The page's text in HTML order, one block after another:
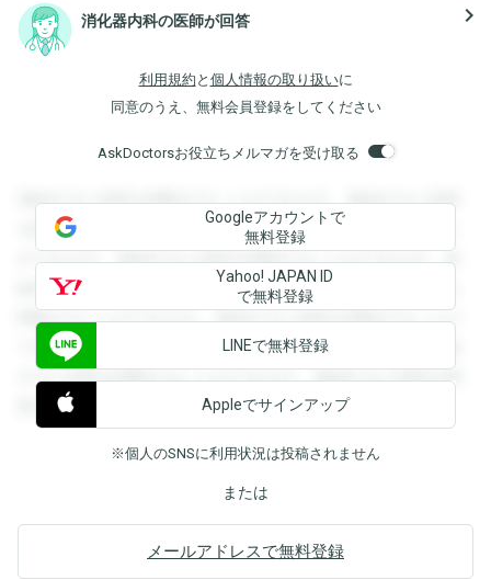
消化器内科の医師が回答 navigate_next
利用規約 と 個人情報の取り扱いに
同意のうえ、無料会員登録をしてください
AskDoctorsお役立ちメルマガを受け取る
登録すると回答を閲覧することができます。登録すると回答
を閲覧することができます。登録すると回答を閲覧すること
ができます。登録すると回答を閲覧することができます。登
録すると回答を閲覧することができます。登録すると回答を
閲覧することができます。登録すると回答を閲覧することが
できます。登録すると回答を閲覧することができます。登録
すると回答を閲覧することができます。登録すると回答を閲
覧することができます。
Googleアカウントで
無料登録
Yahoo! JAPAN ID
で無料登録
LINEで無料登録
Appleでサインアップ
※個人のSNSに利用状況は投稿されません
または
メールアドレスで無料登録